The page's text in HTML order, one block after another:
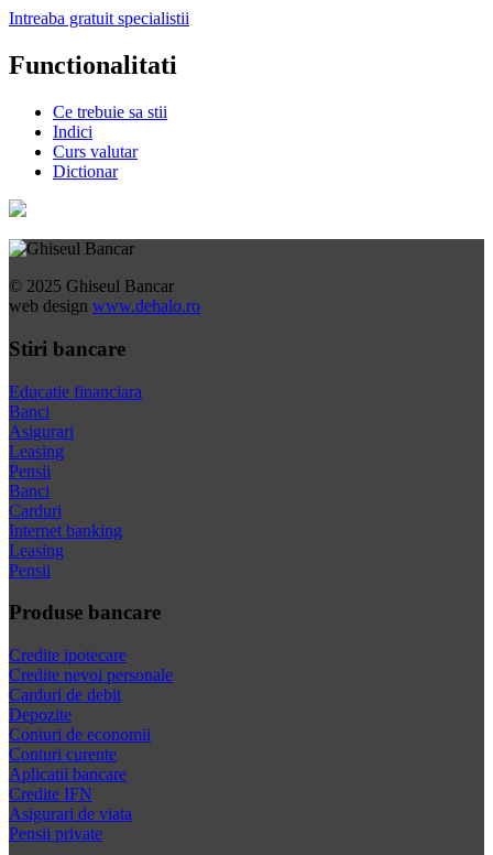
Intreaba gratuit specialistii
Functionalitati
Ce trebuie sa stii
Indici
Curs valutar
Dictionar
© 2025 Ghiseul Bancar
web design www.dehalo.ro
Stiri bancare
Educatie financiara
Banci
Asigurari
Leasing
Pensii
Banci
Carduri
Internet banking
Leasing
Pensii
Produse bancare
Credite ipotecare
Credite nevoi personale
Carduri de debit
Depozite
Conturi de economii
Conturi curente
Aplicatii bancare
Credite IFN
Asigurari de viata
Pensii private